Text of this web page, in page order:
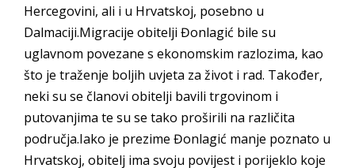
Hercegovini, ali i u Hrvatskoj, posebno u
Dalmaciji.Migracije obitelji Đonlagić bile su
uglavnom povezane s ekonomskim razlozima, kao
što je traženje boljih uvjeta za život i rad. Također,
neki su se članovi obitelji bavili trgovinom i
putovanjima te su se tako proširili na različita
područja.Iako je prezime Đonlagić manje poznato u
Hrvatskoj, obitelj ima svoju povijest i porijeklo koje